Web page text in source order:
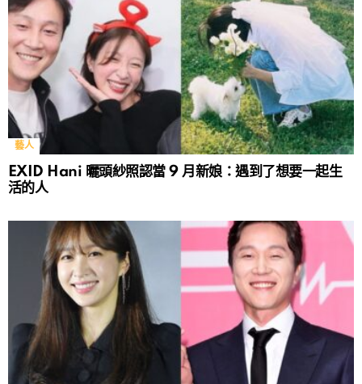
藝人
EXID Hani 曬頭紗照認當 9 月新娘：遇到了想要一起生
活的人